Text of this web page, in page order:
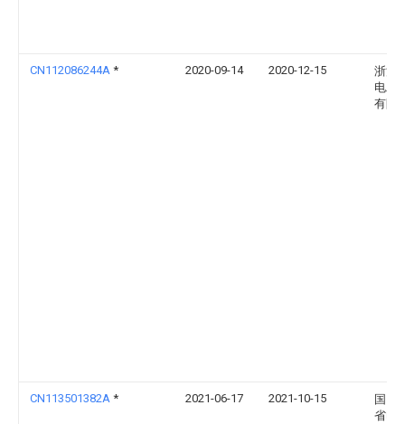
CN112086244A * 2020-09-14 2020-12-15
浙江
电工
有限
CN113501382A * 2021-06-17 2021-10-15
国网
省电